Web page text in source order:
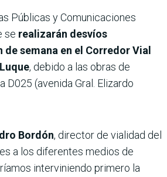
Públicas y Comunicaciones
se realizarán desvíos
semana en el Corredor Vial
, debido a las obras de
D025 (avenida Gral. Elizardo
Bordón, director de vialidad del
a los diferentes medios de
interviniendo primero la